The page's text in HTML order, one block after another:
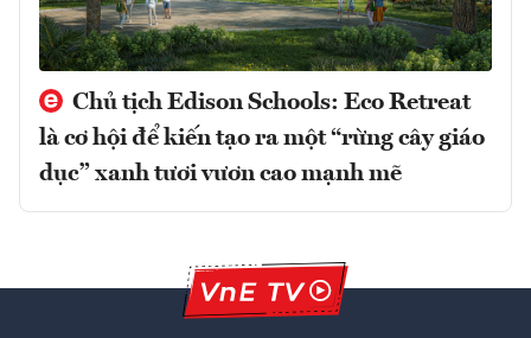
Chủ tịch Edison Schools: Eco Retreat
là cơ hội để kiến tạo ra một “rừng cây giáo
dục” xanh tươi vươn cao mạnh mẽ